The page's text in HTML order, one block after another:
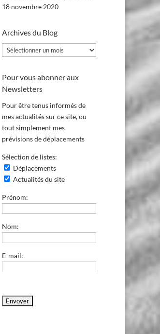
18 novembre 2020
Archives du Blog
Archives
du
Pour vous abonner aux
Newsletters
Pour être tenus informés de
mes actualités sur ce site, ou
tout simplement mes
prévisions de déplacements
Sélection de listes:
Déplacements
Actualités du site
Prénom:
Nom:
E-mail: